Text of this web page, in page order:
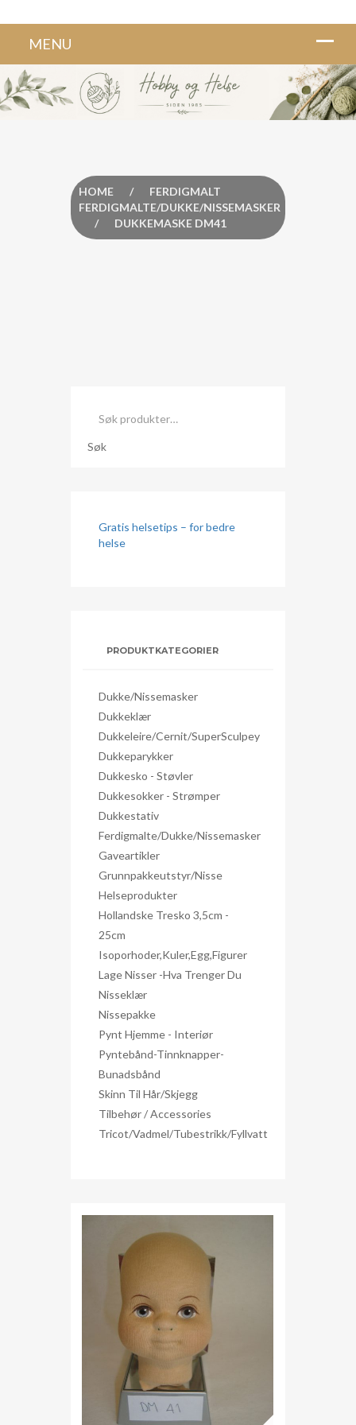
HOME
/
FERDIGMALTE/DUKKE/NISSEMASKER
/
FERDIGMALT
DUKKEMASKE DM41
etter:
Søk
Gratis helsetips – for bedre
helse
PRODUKTKATEGORIER
Dukke/nissemasker
Dukkeklær
Dukkeleire/Cernit/SuperSculpey
Dukkeparykker
Dukkesko - Støvler
Dukkesokker - Strømper
Dukkestativ
Ferdigmalte/dukke/nissemasker
Gaveartikler
Grunnpakkeutstyr/nisse
Helseprodukter
Hollandske Tresko 3,5cm -
25cm
Isoporhoder,kuler,egg,figurer
Lage Nisser -hva Trenger Du
Nisseklær
Nissepakke
Pynt Hjemme - Interiør
Pyntebånd-Tinnknapper-
Bunadsbånd
Skinn Til Hår/skjegg
Tilbehør / Accessories
Tricot/Vadmel/Tubestrikk/Fyllvatt